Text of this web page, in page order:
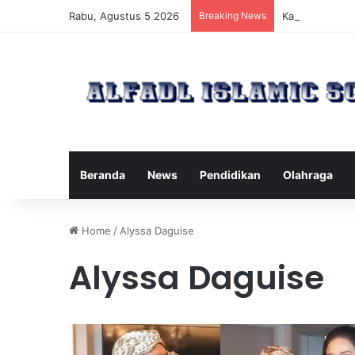
Rabu, Agustus 5 2026 Breaking News Kawanan
Beranda News Pendidikan Olahraga
Home / Alyssa Daguise
Alyssa Daguise